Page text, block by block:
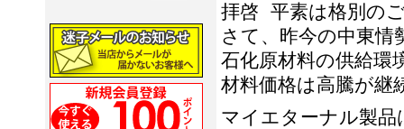
拝啓 平素は格別の
さて、昨今の中東
石化原材料の供給環
材料価格は高騰が継
マイエターナル製